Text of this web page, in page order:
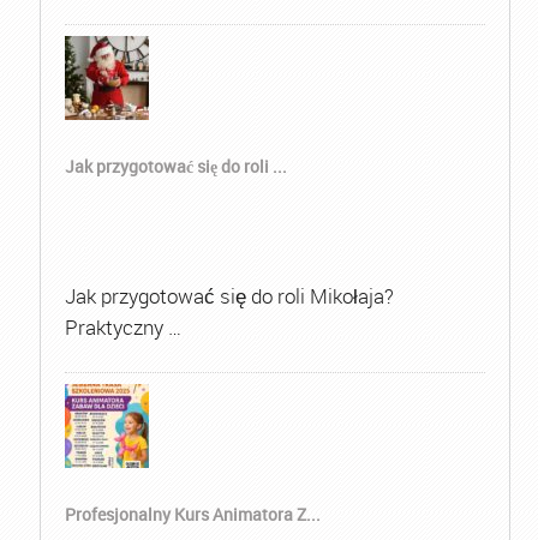
Jak przygotować się do roli ...
Jak przygotować się do roli Mikołaja?
Praktyczny …
Profesjonalny Kurs Animatora Z...